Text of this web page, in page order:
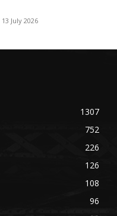
13 July 2026
1307
752
226
126
108
96